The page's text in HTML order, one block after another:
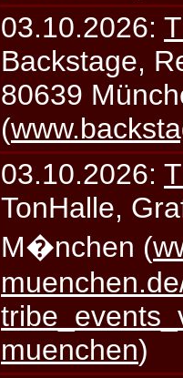
03.10.2026:
Backstage,
80639
(
03.10.2026:
TonHalle,
M�nchen (
muenchen)